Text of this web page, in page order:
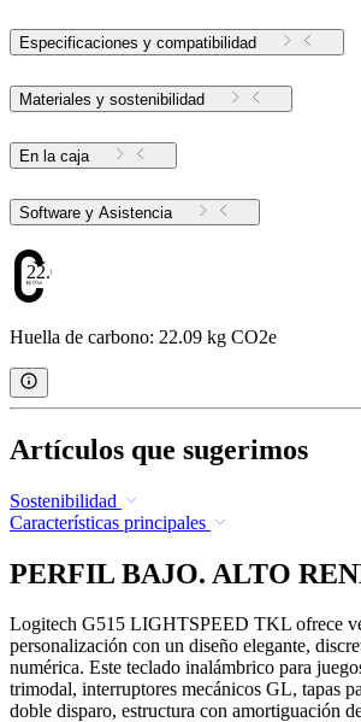
Especificaciones y compatibilidad
Materiales y sostenibilidad
En la caja
Software y Asistencia
22.09
Huella de carbono: 22.09 kg CO2e
Artículos que sugerimos
Sostenibilidad
Características principales
PERFIL BAJO. ALTO
Logitech G515 LIGHTSPEED TKL ofrece
personalización con un diseño elegante,
numérica. Este teclado inalámbrico para
trimodal, interruptores mecánicos GL, tapas
doble disparo, estructura con amortiguación